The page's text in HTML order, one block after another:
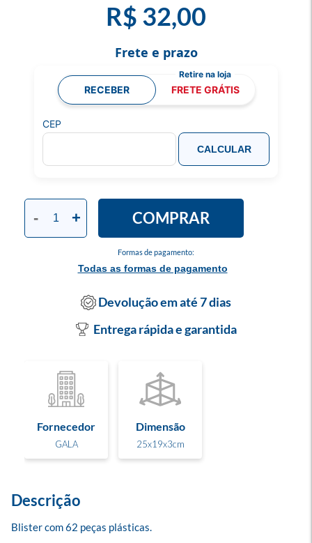
R$ 32,00
Formas de pagamento:
Todas as formas de pagamento
- + COMPRAR
Frete e prazo
RECEBER FRETE GRÁTIS
CEP
CALCULAR
Devolução em até 7 dias
Entrega rápida e garantida
Fornecedor
GALA
Dimensão
25x19x3cm
Descrição
Blister com 62 peças plásticas.